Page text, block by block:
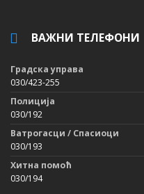
ВАЖНИ ТЕЛЕФОНИ
Градска управа
030/423-255
Полиција
030/192
Ватрогасци / Спасиоци
030/193
Хитна помоћ
030/194